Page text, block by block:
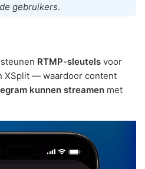
gebruikers.
RTMP-sleutels voor
XSplit — waardoor content
kunnen streamen met